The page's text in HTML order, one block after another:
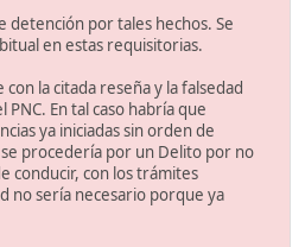
detención por tales hechos. Se
en estas requisitorias.
la citada reseña y la falsedad
PNC. En tal caso habría que
ya iniciadas sin orden de
procedería por un Delito por no
conducir, con los trámites
no sería necesario porque ya